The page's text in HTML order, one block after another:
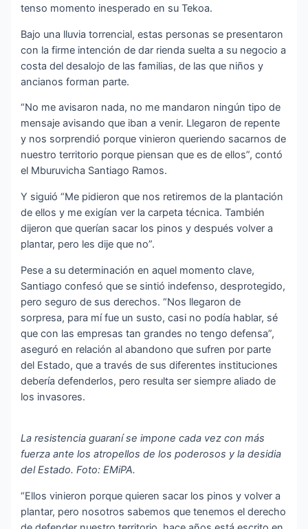
tenso momento inesperado en su Tekoa.
Bajo una lluvia torrencial, estas personas se presentaron
con la firme intención de dar rienda suelta a su negocio a
costa del desalojo de las familias, de las que niños y
ancianos forman parte.
“No me avisaron nada, no me mandaron ningún tipo de
mensaje avisando que iban a venir. Llegaron de repente
y nos sorprendió porque vinieron queriendo sacarnos de
nuestro territorio porque piensan que es de ellos”, contó
el Mburuvicha Santiago Ramos.
Y siguió “Me pidieron que nos retiremos de la plantación
de ellos y me exigían ver la carpeta técnica. También
dijeron que querían sacar los pinos y después volver a
plantar, pero les dije que no”.
Pese a su determinación en aquel momento clave,
Santiago confesó que se sintió indefenso, desprotegido,
pero seguro de sus derechos. “Nos llegaron de
sorpresa, para mí fue un susto, casi no podía hablar, sé
que con las empresas tan grandes no tengo defensa”,
aseguró en relación al abandono que sufren por parte
del Estado, que a través de sus diferentes instituciones
debería defenderlos, pero resulta ser siempre aliado de
los invasores.
La resistencia guaraní se impone cada vez con más
fuerza ante los atropellos de los poderosos y la desidia
del Estado. Foto: EMiPA.
“Ellos vinieron porque quieren sacar los pinos y volver a
plantar, pero nosotros sabemos que tenemos el derecho